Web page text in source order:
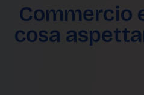
Commercio
cosa